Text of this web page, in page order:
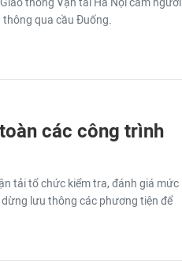
thông Vận tải Hà Nội cấm người
thông qua cầu Đuống.
các công trình
tải tổ chức kiểm tra, đánh giá mức
lưu thông các phương tiện để